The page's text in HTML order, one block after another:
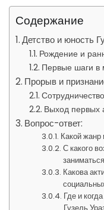
Содержание
Детство и юность
Рождение и
Первые шаги в
Прорыв и
Выход первых
Вопрос-ответ:
Какой жанр
С какого
Какова
Где и